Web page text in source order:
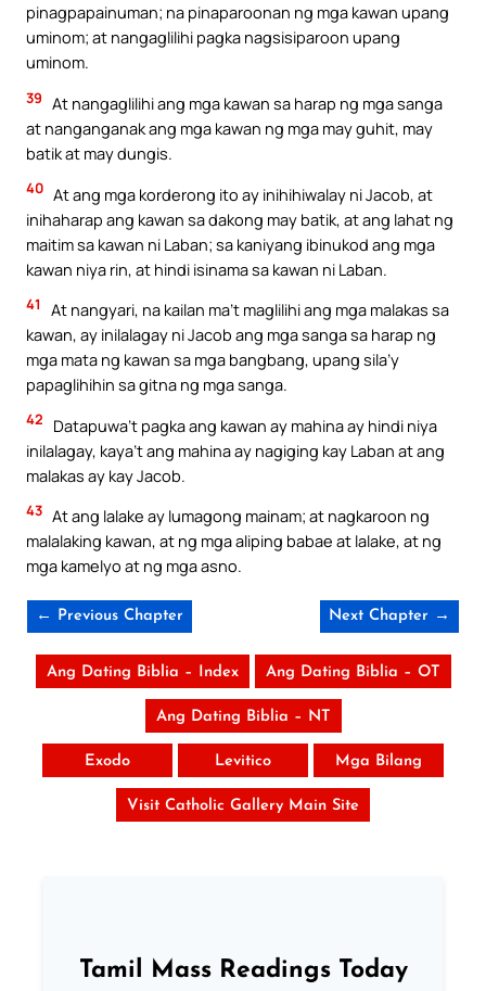
pinagpapainuman; na pinaparoonan ng mga kawan upang
uminom; at nangaglilihi pagka nagsisiparoon upang
uminom.
39 At nangaglilihi ang mga kawan sa harap ng mga sanga
at nanganganak ang mga kawan ng mga may guhit, may
batik at may dungis.
40 At ang mga korderong ito ay inihihiwalay ni Jacob, at
inihaharap ang kawan sa dakong may batik, at ang lahat ng
maitim sa kawan ni Laban; sa kaniyang ibinukod ang mga
kawan niya rin, at hindi isinama sa kawan ni Laban.
41
At nangyari, na kailan ma’t maglilihi ang mga malakas sa
kawan, ay inilalagay ni Jacob ang mga sanga sa harap ng
mga mata ng kawan sa mga bangbang, upang sila’y
papaglihihin sa gitna ng mga sanga.
42
Datapuwa’t pagka ang kawan ay mahina ay hindi niya
inilalagay, kaya’t ang mahina ay nagiging kay Laban at ang
malakas ay kay Jacob.
43 At ang lalake ay lumagong mainam; at nagkaroon ng
malalaking kawan, at ng mga aliping babae at lalake, at ng
mga kamelyo at ng mga asno.
← Previous Chapter Next Chapter →
Ang Dating Biblia – Index Ang Dating Biblia – OT
Ang Dating Biblia – NT
Exodo Levitico Mga Bilang
Visit Catholic Gallery Main Site
Tamil Mass Readings Today